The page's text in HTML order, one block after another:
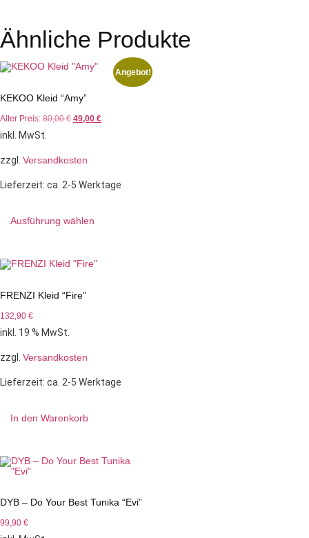
Ähnliche Produkte
Angebot!
KEKOO Kleid “Amy”
Alter Preis: 80,00€ 49,00 €
inkl. MwSt.
zzgl. Versandkosten
Lieferzeit: ca. 2-5 Werktage
Ausführung wählen
FRENZI Kleid “Fire”
132,90 €
inkl. 19 % MwSt.
zzgl. Versandkosten
Lieferzeit: ca. 2-5 Werktage
In den Warenkorb
DYB – Do Your Best Tunika “Evi”
99,90 €